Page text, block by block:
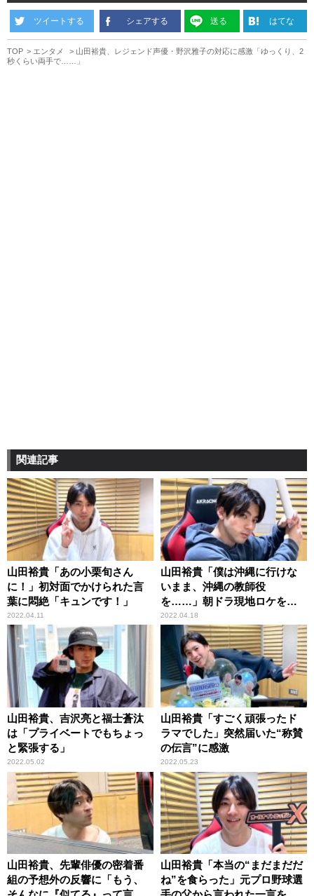
ツイートする シェアする 送る はてな
TOP エンタメ
山田裕貴、レジェンド声優・野沢雅子の対応に感激「ゆっくり、2
秒くらい両手で……」
関連記事
山田裕貴「あの小栗旬さん
に！」初対面でかけられた言
葉に悶絶「キュンです！」
2022.04.11
山田裕貴「僕は沖縄に行けな
いまま、沖縄の教師役
を……」朝ドラ現地ロケを切
望
2022.04.18
山田裕貴、吉沢亮と福士蒼汰
は「プライベートでもちょっ
と緊張する」
2022.05.02
山田裕貴「すごく頑張ったド
ラマでした」突然届いた“称賛
の伝言”に感激
2022.05.23
山田裕貴、先輩俳優の密着番
組の予想外の反響に「もう、
山田裕貴「本当の“まだまだだ
ね”を食らった」元プロ野球選